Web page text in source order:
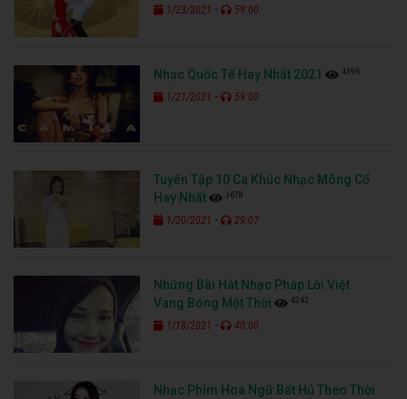
1/23/2021 - 59:00
Nhạc Quốc Tế Hay Nhất 2021 4396
1/21/2021 - 59:00
Tuyển Tập 10 Ca Khúc Nhạc Mông Cổ
Hay Nhất
3678
1/20/2021 - 29:07
Những Bài Hát Nhạc Pháp Lời Việt
Vang Bóng Một Thời
4242
1/18/2021 - 40:00
Nhạc Phim Hoa Ngữ Bất Hủ Theo Thời